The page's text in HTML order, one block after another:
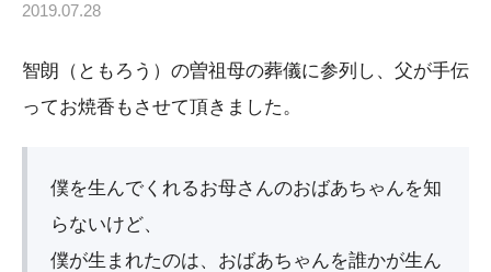
2019.07.28
智朗（ともろう）の曽祖母の葬儀に参列し、父が手伝
ってお焼香もさせて頂きました。
僕を生んでくれるお母さんのおばあちゃんを知
らないけど、
僕が生まれたのは、おばあちゃんを誰かが生ん